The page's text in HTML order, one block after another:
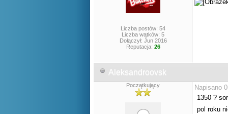
Liczba postów: 54
Liczba wątków: 5
Dołączył: Jun 2016
Reputacja: 26
Aleksandroovsk
Początkujący
Napisano
1350 ?
pol roku